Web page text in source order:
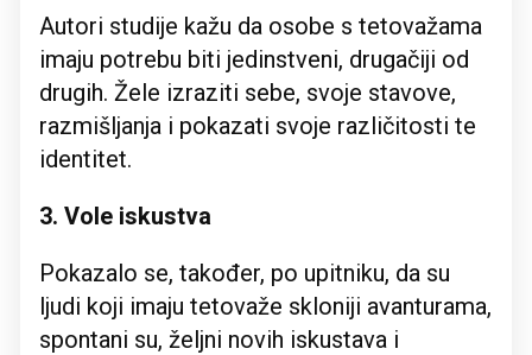
Autori studije kažu da osobe s tetovažama
imaju potrebu biti jedinstveni, drugačiji od
drugih. Žele izraziti sebe, svoje stavove,
razmišljanja i pokazati svoje različitosti te
identitet.
3. Vole iskustva
Pokazalo se, također, po upitniku, da su
ljudi koji imaju tetovaže skloniji avanturama,
spontani su, željni novih iskustava i